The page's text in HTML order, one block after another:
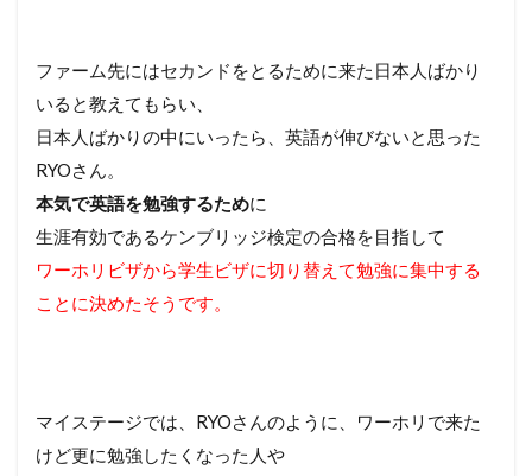
ファーム先にはセカンドをとるために来た日本人ばかり
いると教えてもらい、
日本人ばかりの中にいったら、英語が伸びないと思った
RYOさん。
本気で英語を勉強するために
生涯有効であるケンブリッジ検定の合格を目指して
ワーホリビザから学生ビザに切り替えて勉強に集中する
ことに決めたそうです。
マイステージでは、RYOさんのように、ワーホリで来た
けど更に勉強したくなった人や